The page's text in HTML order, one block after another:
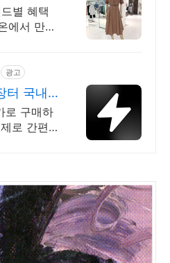
별 혜택
에서 만나
광고
터 국내
로 구매하
로 간편